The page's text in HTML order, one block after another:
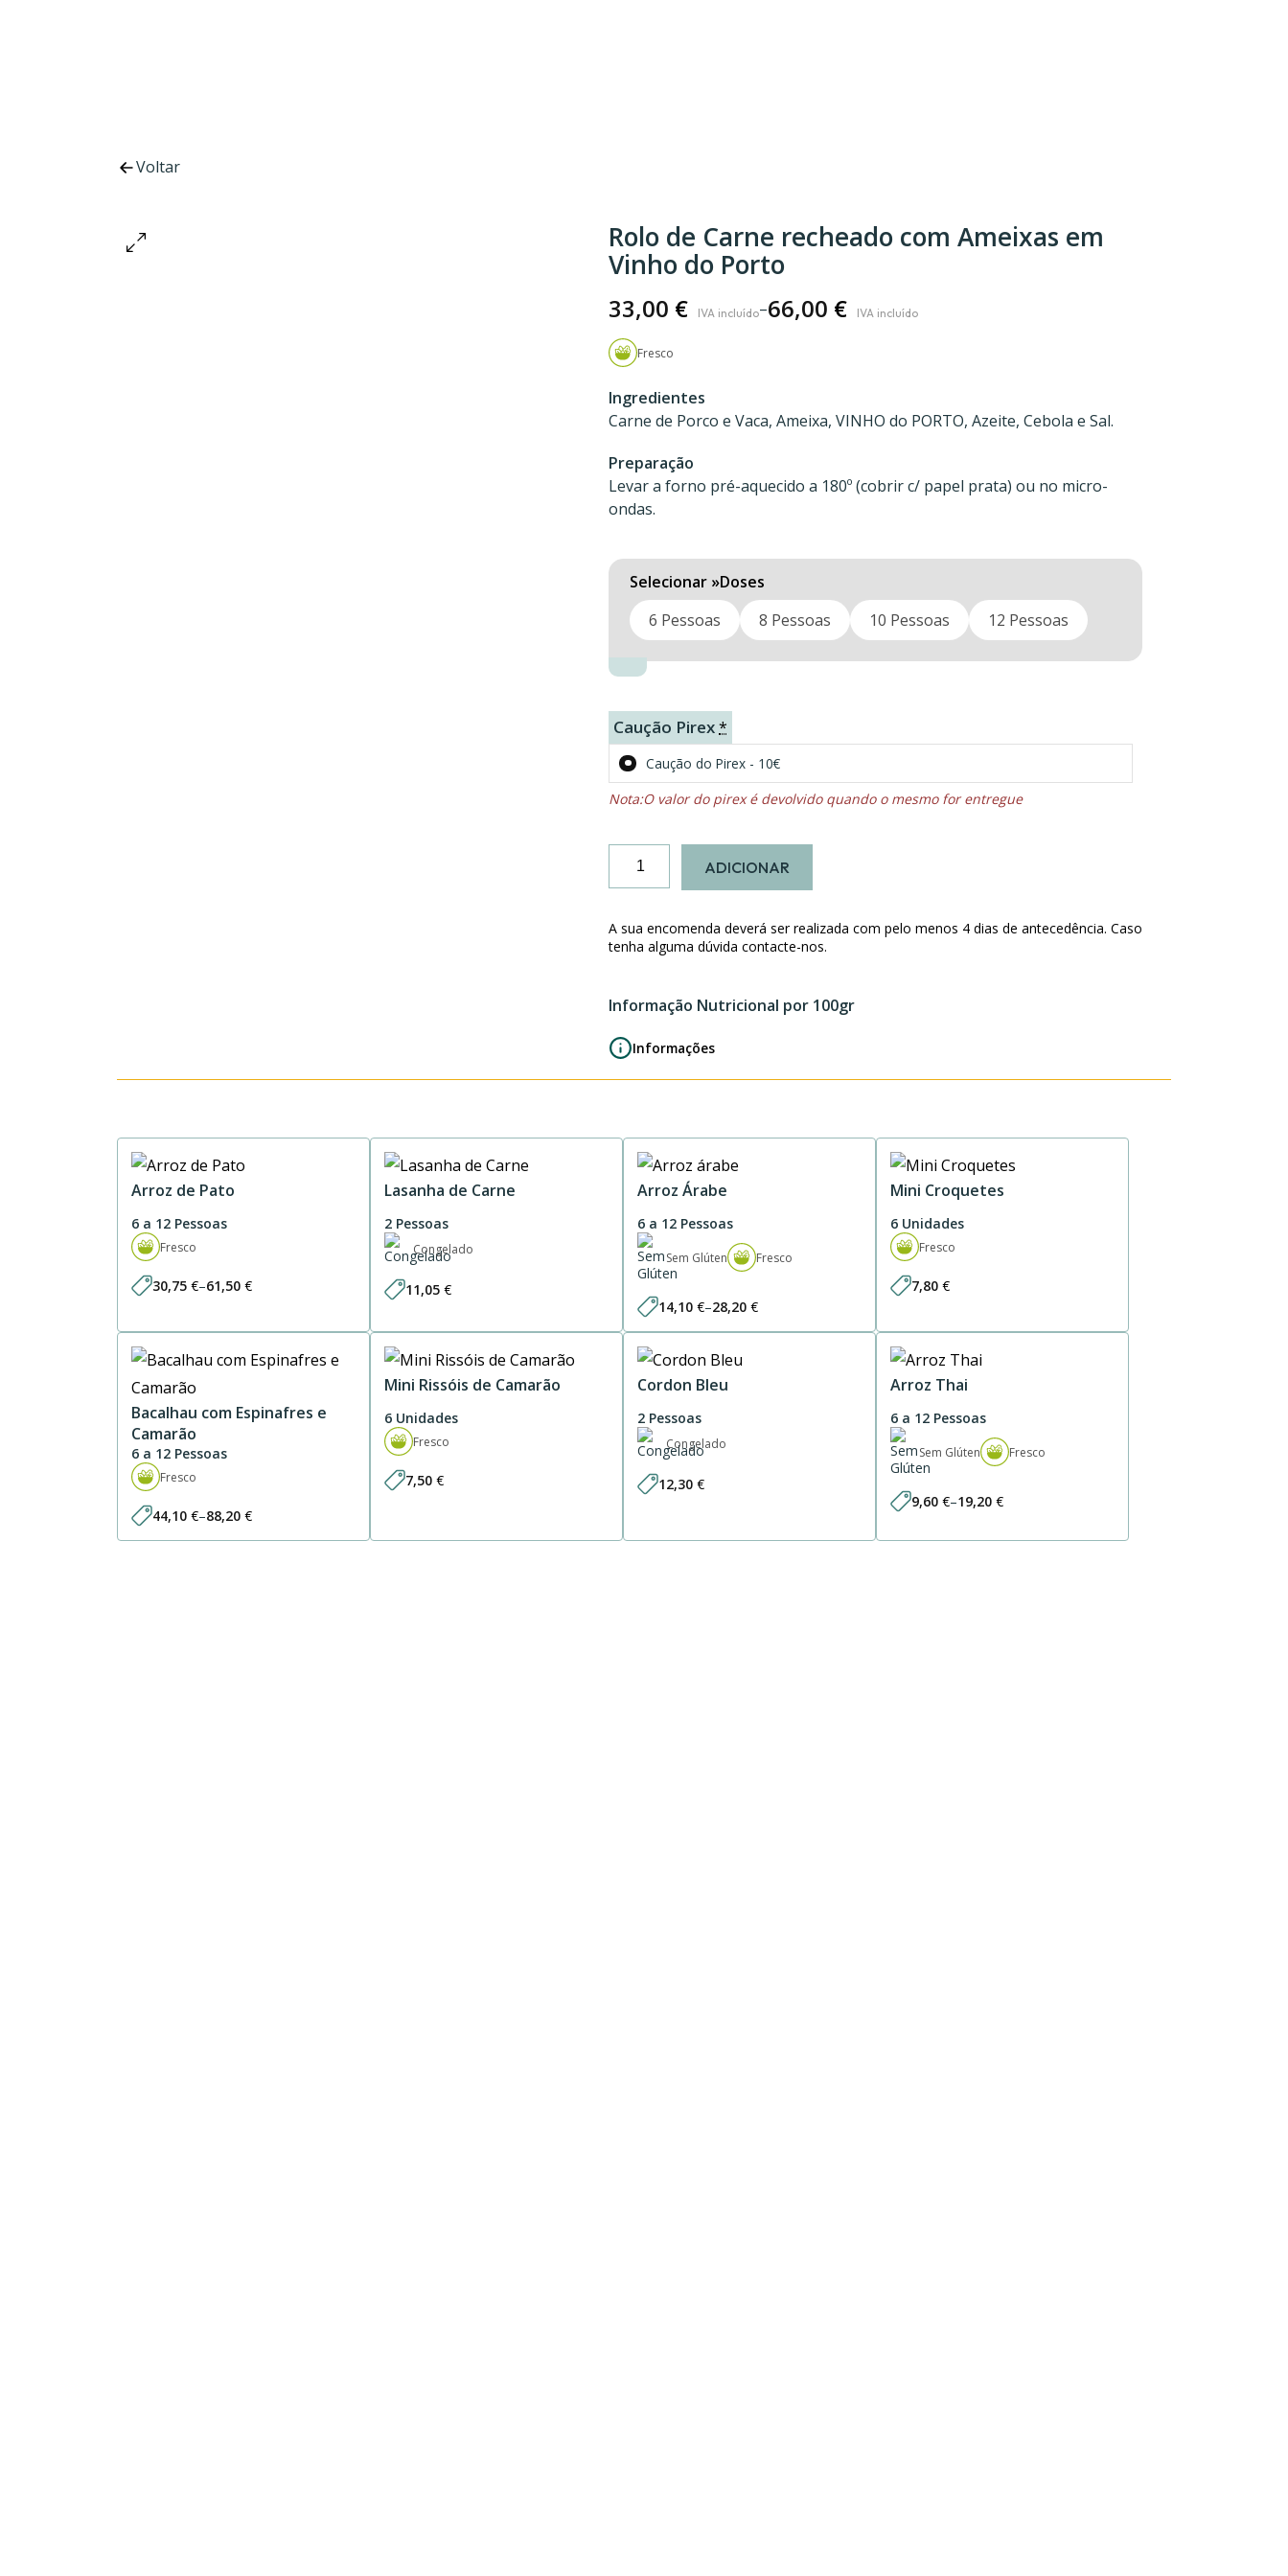
Voltar
Rolo de Carne recheado com Ameixas em
Vinho do Porto
33,00 € –66,00 €
Price
range:
through
66,00 €
Fresco
Ingredientes
Carne de Porco e Vaca, Ameixa, VINHO do PORTO, Azeite, Cebola e Sal.
Preparação
Levar a forno pré-aquecido a 180º (cobrir c/ papel prata) ou no micro-
ondas.
Doses
6 Pessoas
8 Pessoas 10 Pessoas 12 Pessoas
Caução Pirex*
Caução do Pirex - 10€
O valor do pirex é devolvido quando o mesmo for entregue
Quantidade
de
Carne
Ameixas
em
Vinho
do
ADICIONAR
A sua encomenda deverá ser realizada com pelo menos 4 dias de antecedência. Caso
tenha alguma dúvida contacte-nos.
Informação Nutricional por 100gr
Informações
Arroz de Pato
6 a 12 Pessoas
Fresco
30,75 €–61,50 €
Price
30,75 €
61,50 €
Lasanha de Carne
2 Pessoas
Congelado
11,05 €
Arroz Árabe
6 a 12 Pessoas
Sem Glúten Fresco
14,10 €–28,20 €
Price
range:
through
28,20 €
Mini Croquetes
6 Unidades
Fresco
7,80 €
Bacalhau com Espinafres e
Camarão
6 a 12 Pessoas
Fresco
44,10 €–88,20 €
Price
range:
Mini Rissóis de Camarão
6 Unidades
Fresco
7,50 €
Cordon Bleu
2 Pessoas
Congelado
12,30 €
Arroz Thai
6 a 12 Pessoas
Sem Glúten Fresco
9,60 €–19,20 €
Price
9,60 €